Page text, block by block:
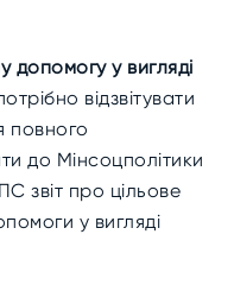
допомогу у вигляді
відзвітувати
повного
до Мінсоцполітики
звіт про цільове
у вигляді